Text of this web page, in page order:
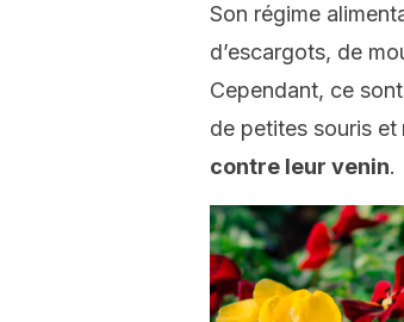
Son régime
d’escargots, de
Cependant, ce
de petites souris et
contre leur venin.